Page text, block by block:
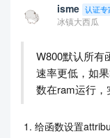
isme 认证专
冰镇大西瓜
W800默认所有
速率更低，如
数在ram运行，
给函数设置